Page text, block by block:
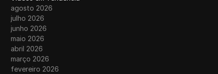
agosto 2026
julho 2026
junho 2026
maio 2026
abril 2026
março 2026
fevereiro 2026